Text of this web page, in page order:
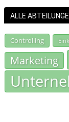
ALLE
Controlling
Marketing